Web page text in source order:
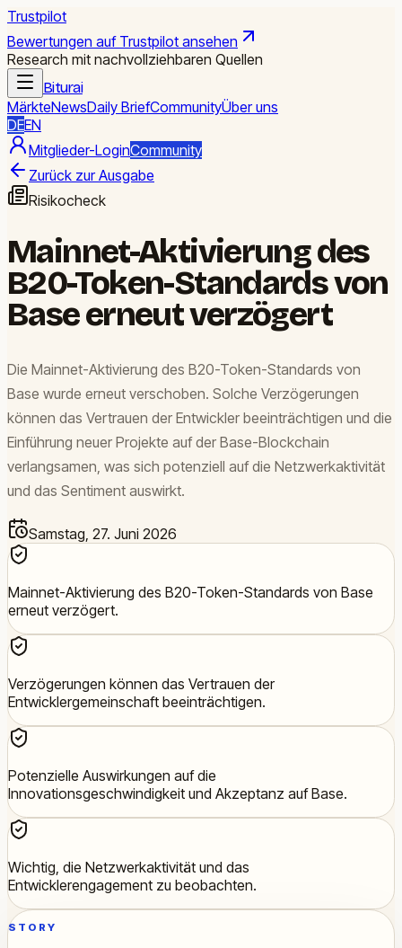
Trustpilot
Bewertungen auf Trustpilot ansehen
Research mit nachvollziehbaren Quellen
Biturai
MärkteNewsDaily BriefCommunityÜber uns
DEEN
Mitglieder-LoginCommunity
Zurück zur Ausgabe
Risikocheck
Mainnet-Aktivierung des
B20-Token-Standards von
Base erneut verzögert
Die Mainnet-Aktivierung des B20-Token-Standards von
Base wurde erneut verschoben. Solche Verzögerungen
können das Vertrauen der Entwickler beeinträchtigen und die
Einführung neuer Projekte auf der Base-Blockchain
verlangsamen, was sich potenziell auf die Netzwerkaktivität
und das Sentiment auswirkt.
Samstag, 27. Juni 2026
Mainnet-Aktivierung des B20-Token-Standards von Base
erneut verzögert.
Verzögerungen können das Vertrauen der
Entwicklergemeinschaft beeinträchtigen.
Potenzielle Auswirkungen auf die
Innovationsgeschwindigkeit und Akzeptanz auf Base.
Wichtig, die Netzwerkaktivität und das
Entwicklerengagement zu beobachten.
STORY